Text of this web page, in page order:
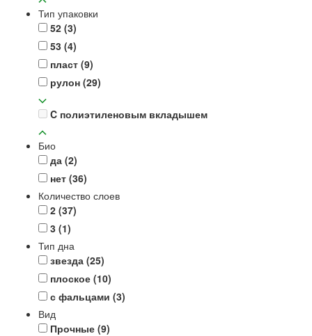
Тип упаковки
52 (3)
53 (4)
пласт (9)
рулон (29)
C полиэтиленовым вкладышем
Био
да (2)
нет (36)
Количество слоев
2 (37)
3 (1)
Тип дна
звезда (25)
плоское (10)
с фальцами (3)
Вид
Прочные (9)